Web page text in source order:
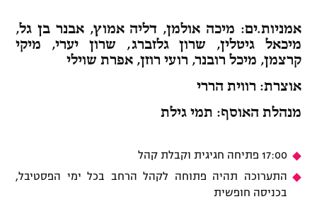
אמניות.ים: מיכה אולמן, דליה אמוץ, אבנר בן גל,
מיכאל גיטלין, שרון גלזברג, שרון יערי, מיקי
קרצמן, מיכל רובנר, רועי רוזן, אפרת שוילי
אוצרת: רווית הררי
מנהלת האוסף: תמי גילת
17:00 פתיחה חגיגית וקבלת קהל
התערוכה תהיה פתוחה לקהל הרחב בכל ימי הפסטיבל,
בכניסה חופשית